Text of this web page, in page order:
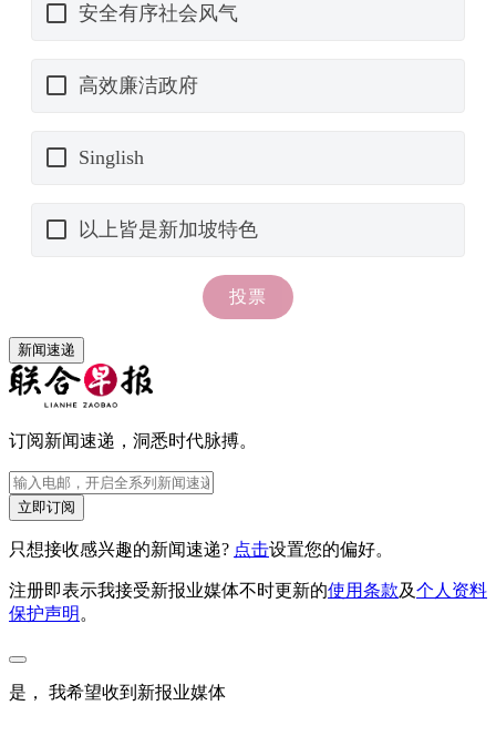
新闻速递
订阅新闻速递，洞悉时代脉搏。
立即订阅
只想接收感兴趣的新闻速递? 点击设置您的偏好。
注册即表示我接受新报业媒体不时更新的使用条款及个人资料
保护声明 。
是， 我希望收到新报业媒体